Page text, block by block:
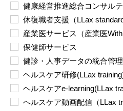
健康経営推進総合コンサル
休復職者支援（LLax standard
産業医サービス（産業医With
保健師サービス
健診・人事データの統合管
ヘルスケア研修(LLax
ヘルスケアe-learning(LLax
ヘルスケア動画配信（LLax